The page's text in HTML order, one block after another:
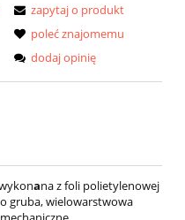
zapytaj o produkt
poleć znajomemu
dodaj opinię
ana z foli polietylenowej
gruba, wielowarstwowa